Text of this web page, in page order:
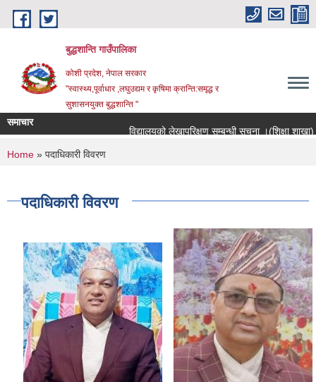
Skip to main content
बुद्धशान्ति गाउँपालिका
कोशी प्रदेश, नेपाल सरकार
"स्वास्थ्य,पूर्वाधार ,लघुउद्यम र कृषिमा क्रान्ति:समृद्ध र
सुशासनयुक्त बुद्धशान्ति "
समाचार
विद्यालयको लेखापरिक्षण सम्बन्धी सूचना ।(शिक्षा शाखा)
You are here
Home » पदाधिकारी विवरण
पदाधिकारी विवरण